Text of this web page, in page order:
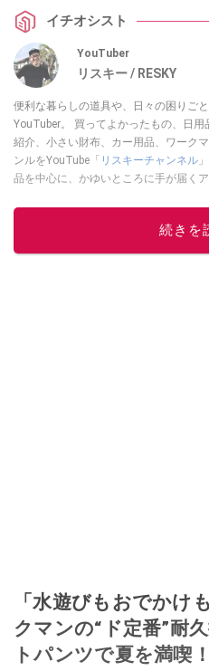
イチオシスト
YouTuber
リスキー / RESKY
便利な暮らしの道具や、日々の困りご
YouTuber。 買ってよかったもの、日
紹介、小さい財布、カー用品、ワーク
ンルをYouTube「 リスキーチャンネル
品を中心に、かゆいところに手が届く
この
続きを
「水遊びもおでかけ
クマンの“ド定番”耐
トパンツで夏を満喫！